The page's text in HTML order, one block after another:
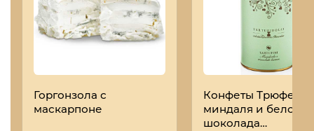
Горгонзола с
маскарпоне
Конфеты Трюфель
миндаля и белого
шоколада